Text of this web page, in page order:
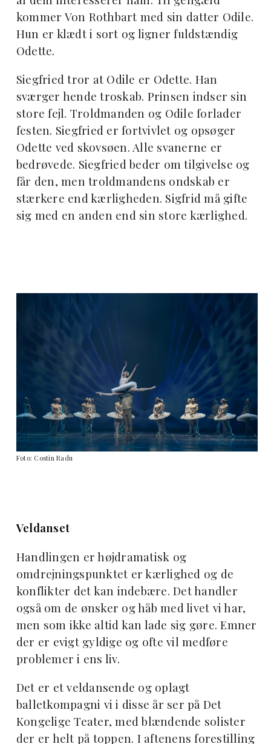
kommer Von Rothbart med sin datter Odile.
Hun er klædt i sort og ligner fuldstændig
Odette.
Siegfried tror at Odile er Odette. Han
sværger hende troskab. Prinsen indser sin
store fejl. Troldmanden og Odile forlader
festen. Siegfried er fortvivlet og opsøger
Odette ved skovsøen. Alle svanerne er
bedrøvede. Siegfried beder om tilgivelse og
får den, men troldmandens ondskab er
stærkere end kærligheden. Sigfrid må gifte
sig med en anden end sin store kærlighed.
Foto: Costin Radu
Veldanset
Handlingen er højdramatisk og
omdrejningspunktet er kærlighed og de
konflikter det kan indebære. Det handler
også om de ønsker og håb med livet vi har,
men som ikke altid kan lade sig gøre. Emner
der er evigt gyldige og ofte vil medføre
problemer i ens liv.
Det er et veldansende og oplagt
balletkompagni vi i disse år ser på Det
Kongelige Teater, med blændende solister
der er helt på toppen. I aftenens forestilling